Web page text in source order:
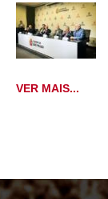
VER MAIS...